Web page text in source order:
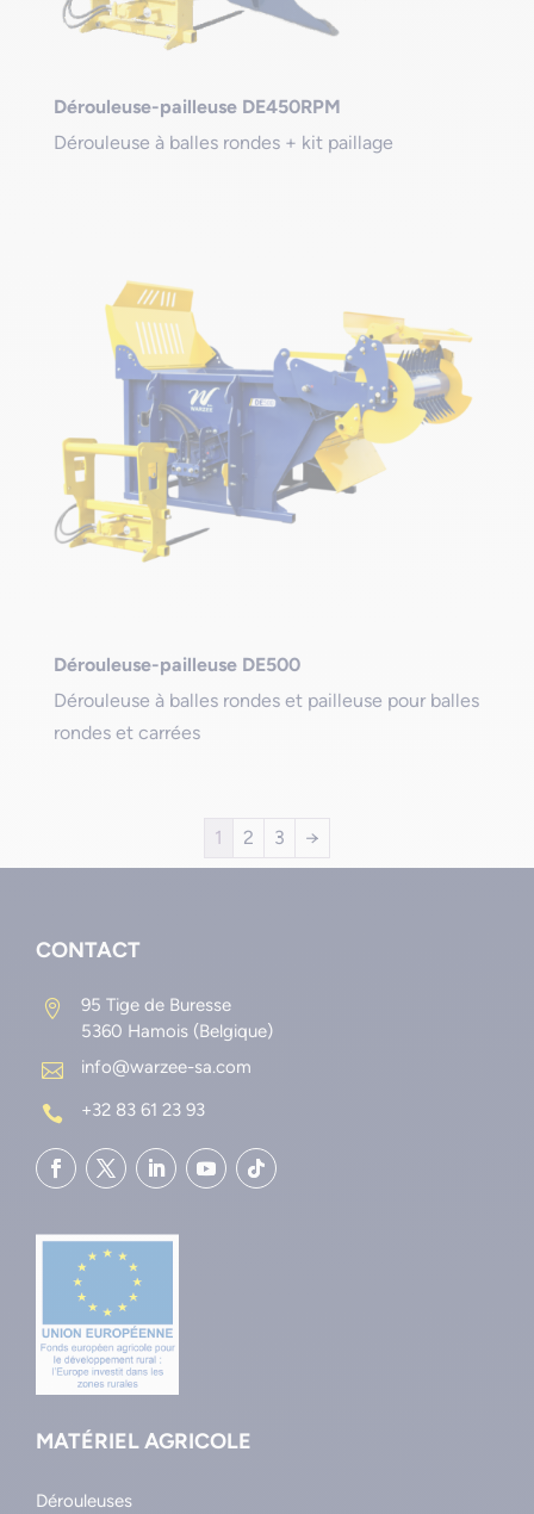
Dérouleuse-pailleuse DE450RPM
Dérouleuse à balles rondes + kit paillage
Dérouleuse-pailleuse DE500
Dérouleuse à balles rondes et pailleuse pour balles
rondes et carrées
1 2 3 →
CONTACT

95 Tige de Buresse
5360 Hamois (Belgique)

info@warzee-sa.com
 +32 83 61 23 93
MATÉRIEL AGRICOLE
Dérouleuses